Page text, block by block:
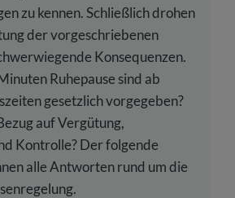
zu kennen. Schließlich drohen
der vorgeschriebenen
Konsequenzen.
Ruhepause sind ab
gesetzlich vorgegeben?
auf Vergütung,
Kontrolle? Der folgende
alle Antworten rund um die